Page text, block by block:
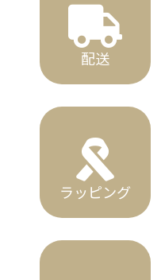
配送
ラッピング